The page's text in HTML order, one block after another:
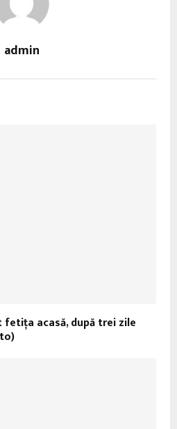
admin
fetiţa acasă, după trei zile